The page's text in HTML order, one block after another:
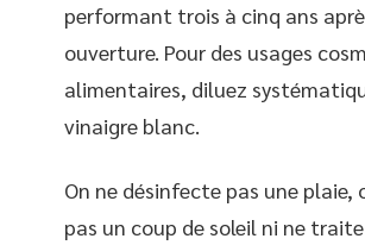
performant trois à cinq ans
ouverture. Pour des usages
alimentaires, diluez
vinaigre blanc.
On ne désinfecte pas une plaie,
pas un coup de soleil ni ne